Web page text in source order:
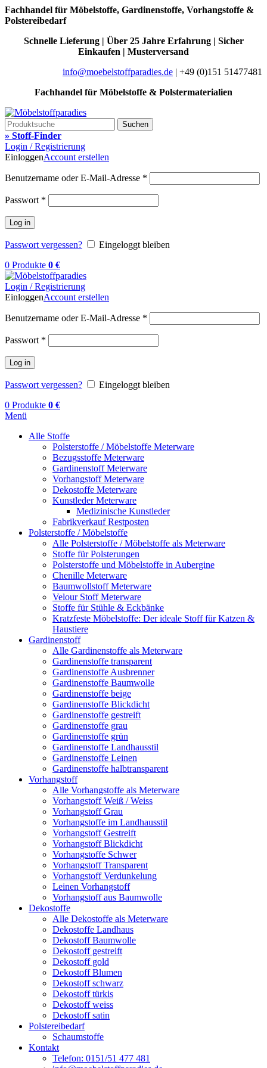
Fachhandel für Möbelstoffe, Gardinenstoffe, Vorhangstoffe &
Polstereibedarf
Schnelle Lieferung | Über 25 Jahre Erfahrung | Sicher
Einkaufen | Musterversand
info@moebelstoffparadies.de | +49 (0)151 51477481
Fachhandel für Möbelstoffe & Polstermaterialien
Suchen
» Stoff-Finder
Login / Registrierung
EinloggenAccount erstellen
Benutzername oder E-Mail-Adresse *
Passwort *
Log in
Passwort vergessen?
Eingeloggt bleiben
0 Produkte 0 €
Login / Registrierung
EinloggenAccount erstellen
Benutzername oder E-Mail-Adresse *
Passwort *
Log in
Passwort vergessen?
Eingeloggt bleiben
0 Produkte 0 €
Menü
Alle Stoffe
Polsterstoffe / Möbelstoffe Meterware
Bezugsstoffe Meterware
Gardinenstoff Meterware
Vorhangstoff Meterware
Dekostoffe Meterware
Kunstleder Meterware
Medizinische Kunstleder
Fabrikverkauf Restposten
Polsterstoffe / Möbelstoffe
Alle Polsterstoffe / Möbelstoffe als Meterware
Stoffe für Polsterungen
Polsterstoffe und Möbelstoffe in Aubergine
Chenille Meterware
Baumwollstoff Meterware
Velour Stoff Meterware
Stoffe für Stühle & Eckbänke
Kratzfeste Möbelstoffe: Der ideale Stoff für Katzen &
Haustiere
Gardinenstoff
Alle Gardinenstoffe als Meterware
Gardinenstoffe transparent
Gardinenstoffe Ausbrenner
Gardinenstoffe Baumwolle
Gardinenstoffe beige
Gardinenstoffe Blickdicht
Gardinenstoffe gestreift
Gardinenstoffe grau
Gardinenstoffe grün
Gardinenstoffe Landhausstil
Gardinenstoffe Leinen
Gardinenstoffe halbtransparent
Vorhangstoff
Alle Vorhangstoffe als Meterware
Vorhangstoff Weiß / Weiss
Vorhangstoff Grau
Vorhangstoffe im Landhausstil
Vorhangstoff Gestreift
Vorhangstoff Blickdicht
Vorhangstoffe Schwer
Vorhangstoff Transparent
Vorhangstoff Verdunkelung
Leinen Vorhangstoff
Vorhangstoff aus Baumwolle
Dekostoffe
Alle Dekostoffe als Meterware
Dekostoffe Landhaus
Dekostoff Baumwolle
Dekostoff gestreift
Dekostoff gold
Dekostoff Blumen
Dekostoff schwarz
Dekostoff türkis
Dekostoff weiss
Dekostoff satin
Polstereibedarf
Schaumstoffe
Kontakt
Telefon: 0151/51 477 481